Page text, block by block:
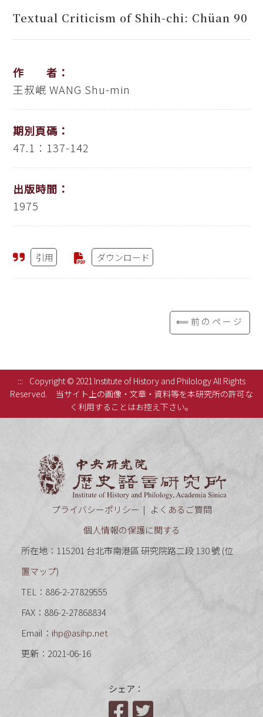
Textual Criticism of Shih-chi: Chüan 90
作 者：
王叔岷 WANG Shu-min
期別頁碼：
47.1：137-142
出版時間：
1975
引用 ダウンロード
⟸前のページ
:::
Copyright © 2021 Institute of History and Philology All Rights
Reserved.
当サイト上の画像・文章・資料等を本研究所の許可な
く利用することはお控え下さい。
プライバシーポリシー
よくあるご質問
個人情報の保護に関する
所在地：115201 台北市南港區 研究院路二段 130 號 (位
置マップ)
TEL：886-2-27829555
FAX：886-2-27868834
Email： ihp@asihp.net
更新：2021-06-16
シェア：
Facebook